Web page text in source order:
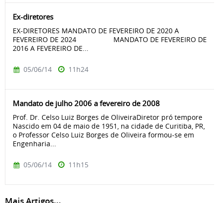
Ex-diretores
EX-DIRETORES MANDATO DE FEVEREIRO DE 2020 A
FEVEREIRO DE 2024 MANDATO DE FEVEREIRO DE
2016 A FEVEREIRO DE...
05/06/14 11h24
Mandato de julho 2006 a fevereiro de 2008
Prof. Dr. Celso Luiz Borges de OliveiraDiretor pró tempore
Nascido em 04 de maio de 1951, na cidade de Curitiba, PR,
o Professor Celso Luiz Borges de Oliveira formou-se em
Engenharia...
05/06/14 11h15